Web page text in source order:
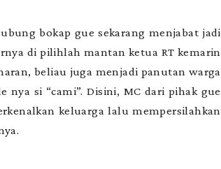
bokap gue sekarang menjabat jadi
di pilihlah mantan ketua RT kemarin
beliau juga menjadi panutan warga
nya si “cami”. Disini, MC dari pihak gue
keluarga lalu mempersilahkan